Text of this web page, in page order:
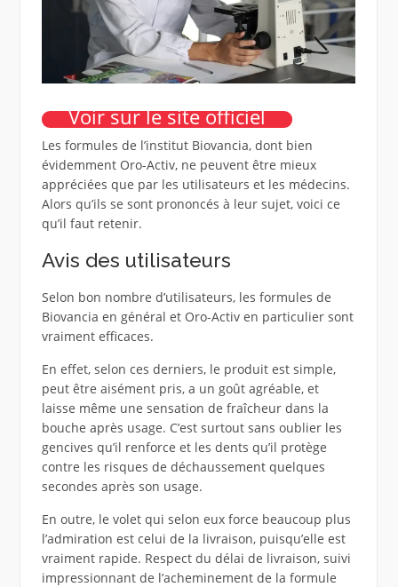
Voir sur le site officiel
Les formules de l’institut Biovancia, dont bien
évidemment Oro-Activ, ne peuvent être mieux
appréciées que par les utilisateurs et les médecins.
Alors qu’ils se sont prononcés à leur sujet, voici ce
qu’il faut retenir.
Avis des utilisateurs
Selon bon nombre d’utilisateurs, les formules de
Biovancia en général et Oro-Activ en particulier sont
vraiment efficaces.
En effet, selon ces derniers, le produit est simple,
peut être aisément pris, a un goût agréable, et
laisse même une sensation de fraîcheur dans la
bouche après usage. C’est surtout sans oublier les
gencives qu’il renforce et les dents qu’il protège
contre les risques de déchaussement quelques
secondes après son usage.
En outre, le volet qui selon eux force beaucoup plus
l’admiration est celui de la livraison, puisqu’elle est
vraiment rapide. Respect du délai de livraison, suivi
impressionnant de l’acheminement de la formule